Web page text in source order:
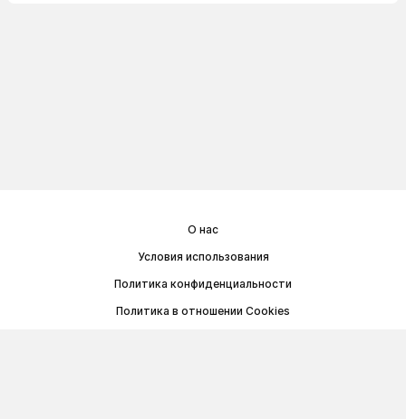
О нас
Условия использования
Политика конфиденциальности
Политика в отношении Cookies